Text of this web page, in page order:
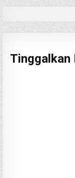
Tinggalkan